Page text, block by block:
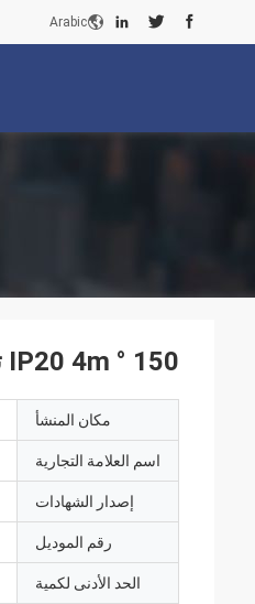
Arabic
150 ° IP20 4m تصاعد DC Motion Sensor MC090D RC
مكان المنشأ
اسم العلامة التجارية
إصدار الشهادات
رقم الموديل
الحد الأدنى لكمية